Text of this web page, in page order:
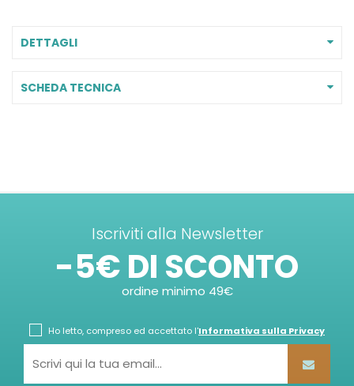
DETTAGLI
SCHEDA TECNICA
Iscriviti alla Newsletter
-5€ DI SCONTO
ordine minimo 49€
Ho letto, compreso ed accettato l'Informativa sulla Privacy